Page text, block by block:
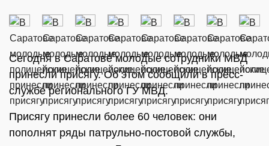
Сегодня в Саратове молодые сотрудники МВД
принесли присягу. Об этом сообщили в пресс-
службе регионального ГУ МВД.
Присягу принесли более 60 человек: они
пополнят ряды патрульно-постовой службы,